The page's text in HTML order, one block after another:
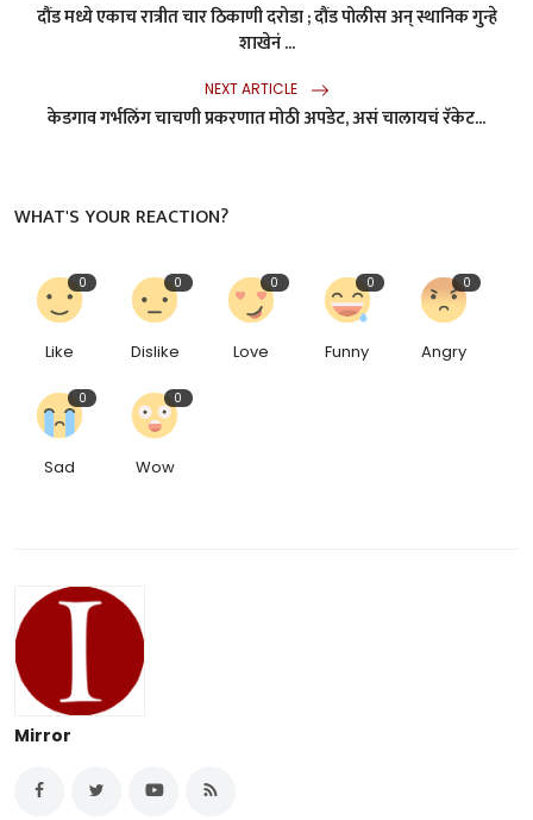
दौंड मध्ये एकाच रात्रीत चार ठिकाणी दरोडा ; दौंड पोलीस अन् स्थानिक गुन्हे
शाखेनं ...
NEXT ARTICLE
केडगाव गर्भलिंग चाचणी प्रकरणात मोठी अपडेट, असं चालायचं रॅकेट...
WHAT'S YOUR REACTION?
0
Like
0
Dislike
0
Love
0
Funny
0
Angry
0
Sad
0
Wow
Mirror